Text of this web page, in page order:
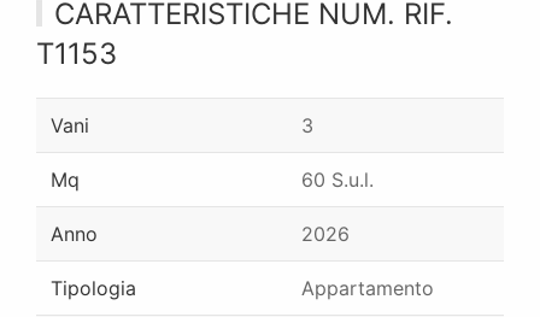
CARATTERISTICHE NUM. RIF.
T1153
Vani 3
Mq 60 S.u.l.
Anno 2026
Tipologia Appartamento